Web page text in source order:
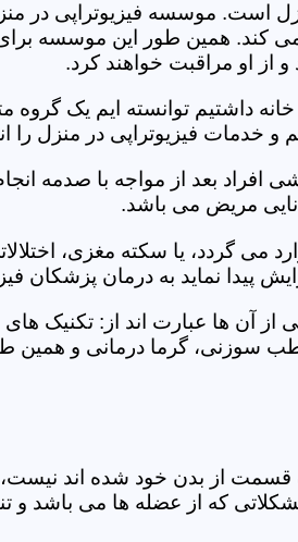
است. موسسه فیزیوتراپی در
می کند. همین طور این موسسه
از او مراقبت خواهند کرد.
داشتیم توانسته ایم یک
خدمات فیزیوتراپی در منزل را
بعد از مواجه با صدمه
مریض می باشد.
می گردد، یا سکته مغزی،
پیدا نماید به درمان پزشکان
آن ها عبارت اند از: تکنیک های
گرما درمانی و همین
از بدن خود شده اند
که از عضله ها می باشد و